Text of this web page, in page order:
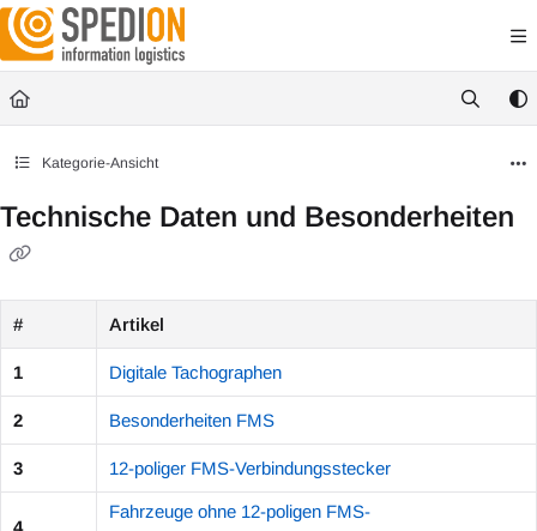
Documentation Index
Fetch the complete documentation index at:
Use this file to discover all available pages before exploring further.
Kategorie-Ansicht
Technische Daten und Besonderheiten
# Artikel
1 Digitale Tachographen
2 Besonderheiten FMS
3 12-poliger FMS-Verbindungsstecker
4
Fahrzeuge ohne 12-poligen FMS-